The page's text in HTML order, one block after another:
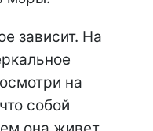
зависит. На
на
собой